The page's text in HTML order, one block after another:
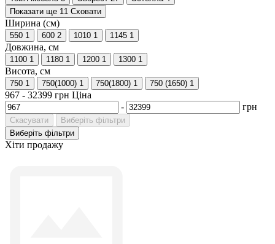
Показати ще 11 Сховати
Ширина (см)
550 1 600 2 1010 1 1145 1
Довжина, см
1100 1 1180 1 1200 1 1300 1
Висота, см
750 1 750(1000) 1 750(1800) 1 750 (1650) 1
967 - 32399 грн Ціна
-
грн
Скасувати
Виберіть фільтри
Виберіть фільтри
Хіти продажу